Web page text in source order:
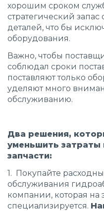
хорошим сроком
стратегический
деталей, что бы
оборудования.
Важно, чтобы
соблюдал сроки
поставляют только
уделяют много
обслуживанию.
Два решения,
уменьшить затраты
запчасти:
1. Покупайте
обслуживания
компании, которая на
специализируется.